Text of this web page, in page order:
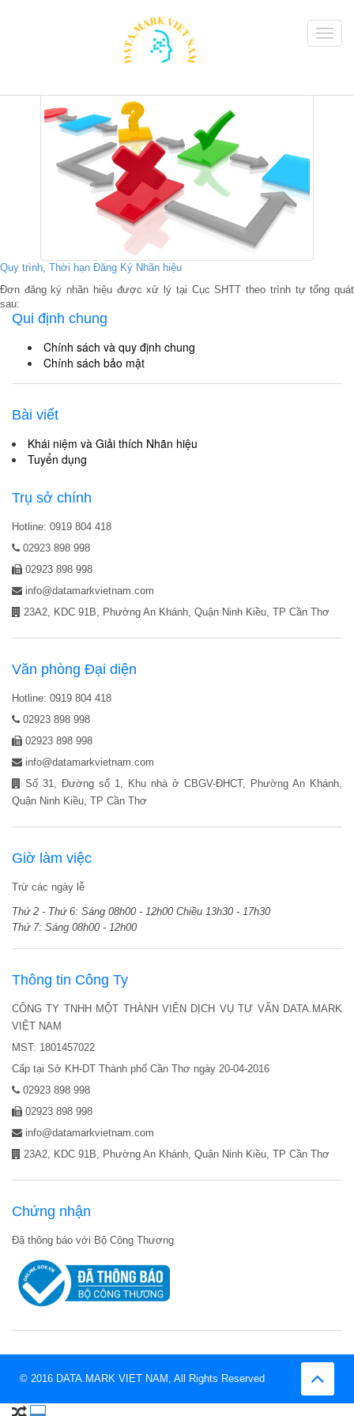
Quy trình, Thời hạn Đăng Ký Nhãn hiệu
Đơn đăng ký nhãn hiệu được xử lý tại Cục SHTT theo trình tự tổng quát
sau:
Qui định chung
Chính sách và quy định chung
Chính sách bảo mật
Bài viết
Khái niệm và Giải thích Nhãn hiệu
Tuyển dụng
Trụ sở chính
Hotline: 0919 804 418
02923 898 998
02923 898 998
info@datamarkvietnam.com
23A2, KDC 91B, Phường An Khánh, Quận Ninh Kiều, TP Cần Thơ
Văn phòng Đại diện
Hotline: 0919 804 418
02923 898 998
02923 898 998
info@datamarkvietnam.com
Số 31, Đường số 1, Khu nhà ở CBGV-ĐHCT, Phường An Khánh,
Quận Ninh Kiều, TP Cần Thơ
Giờ làm việc
Trừ các ngày lễ
Thứ 2 - Thứ 6: Sáng 08h00 - 12h00 Chiều 13h30 - 17h30
Thứ 7: Sáng 08h00 - 12h00
Thông tin Công Ty
CÔNG TY TNHH MỘT THÀNH VIÊN DỊCH VỤ TƯ VẤN DATA.MARK
VIỆT NAM
MST: 1801457022
Cấp tại Sở KH-DT Thành phố Cần Thơ ngày 20-04-2016
02923 898 998
02923 898 998
info@datamarkvietnam.com
23A2, KDC 91B, Phường An Khánh, Quận Ninh Kiều, TP Cần Thơ
Chứng nhận
Đã thông báo với Bộ Công Thương
© 2016 DATA.MARK VIET NAM, All Rights Reserved